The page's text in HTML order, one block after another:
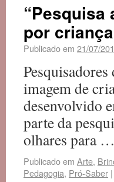
por
Publicado em 21/07/
imagem de
desenvolvido
parte da
olhares para …
Publicado em Arte,
Pedagogia, Pró-Saber |